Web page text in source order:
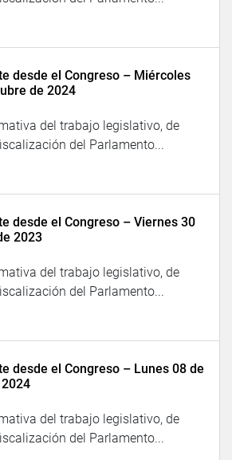
desde el Congreso – Miércoles
de 2024
del trabajo legislativo, de
del Parlamento...
desde el Congreso – Viernes 30
2023
del trabajo legislativo, de
del Parlamento...
desde el Congreso – Lunes 08 de
del trabajo legislativo, de
del Parlamento...